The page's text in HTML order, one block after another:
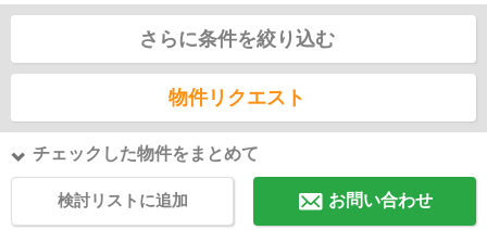
さらに条件を絞り込む
物件リクエスト
チェックした物件をまとめて
検討リストに追加 お問い合わせ